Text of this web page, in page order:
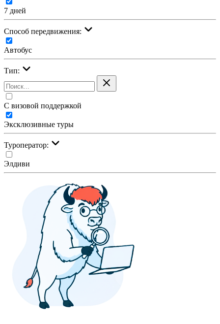
7 дней
Cпособ передвижения:
Автобус
Тип:
С визовой поддержкой
Эксклюзивные туры
Туроператор:
Элдиви